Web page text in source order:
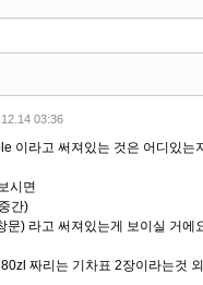
03:36
이라고 써져있는 것은 어디있는
시면
간)
문) 라고 써져있는게 보이실 거에
짜리는 기차표 2장이라는것